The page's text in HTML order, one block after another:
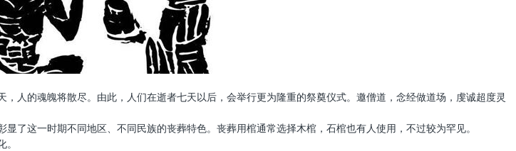
人的魂魄将散尽。由此，人们在逝者七天以后，会举行更为隆重的祭奠仪式。邀僧道，念经做道场，虔诚超度灵
了这一时期不同地区、不同民族的丧葬特色。丧葬用棺通常选择木棺，石棺也有人使用，不过较为罕见。